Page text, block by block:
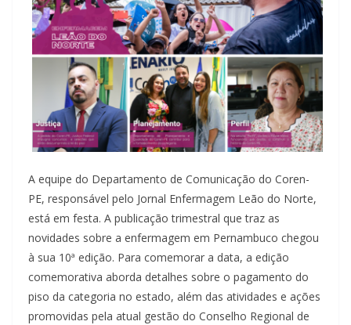
A equipe do Departamento de Comunicação do Coren-
PE, responsável pelo Jornal Enfermagem Leão do Norte,
está em festa. A publicação trimestral que traz as
novidades sobre a enfermagem em Pernambuco chegou
à sua 10ª edição. Para comemorar a data, a edição
comemorativa aborda detalhes sobre o pagamento do
piso da categoria no estado, além das atividades e ações
promovidas pela atual gestão do Conselho Regional de